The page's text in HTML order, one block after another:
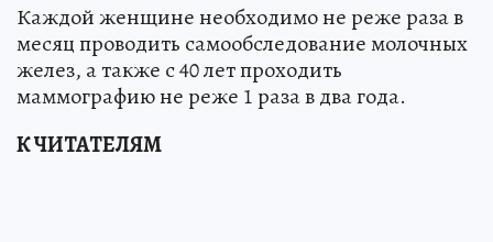
Каждой женщине необходимо не реже раза в
месяц проводить самообследование молочных
желез, а также с 40 лет проходить
маммографию не реже 1 раза в два года.
К ЧИТАТЕЛЯМ